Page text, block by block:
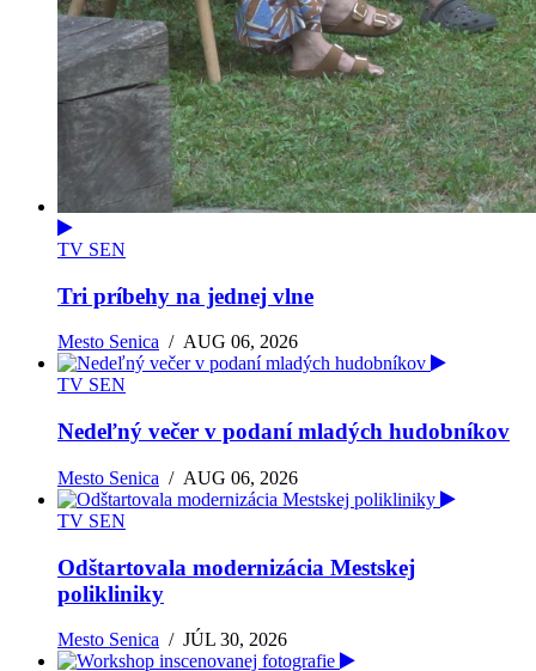
TV SEN
Tri príbehy na jednej vlne
Mesto Senica /AUG 06, 2026
TV SEN
Nedeľný večer v podaní mladých hudobníkov
Mesto Senica /AUG 06, 2026
TV SEN
Odštartovala modernizácia Mestskej
polikliniky
Mesto Senica /JÚL 30, 2026